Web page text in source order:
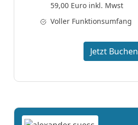
59,00 Euro inkl. Mwst
Voller Funktionsumfang
Jetzt Buchen